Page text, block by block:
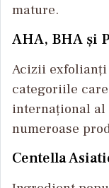
mature.
AHA, BHA și
Acizii
categoriile
internațional
numeroase
Centella